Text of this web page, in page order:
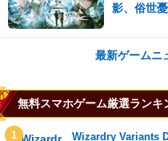
影、俗世
最新ゲームニ
無料スマホゲーム厳選ランキ
1 Wizardry Variants